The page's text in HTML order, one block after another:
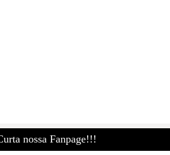
nossa Fanpage!!!